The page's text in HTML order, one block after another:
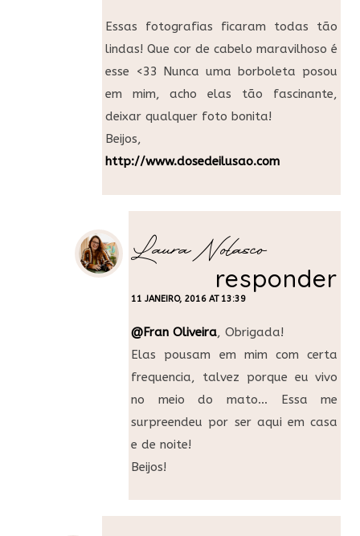
Essas fotografias ficaram todas tão
lindas! Que cor de cabelo maravilhoso é
esse <33 Nunca uma borboleta posou
em mim, acho elas tão fascinante,
deixar qualquer foto bonita!
Beijos,
http://www.dosedeilusao.com
Laura Nolasco
11 JANEIRO, 2016 AT 13:39
responder
@Fran Oliveira, Obrigada!
Elas pousam em mim com certa
frequencia, talvez porque eu vivo
no meio do mato… Essa me
surpreendeu por ser aqui em casa
e de noite!
Beijos!